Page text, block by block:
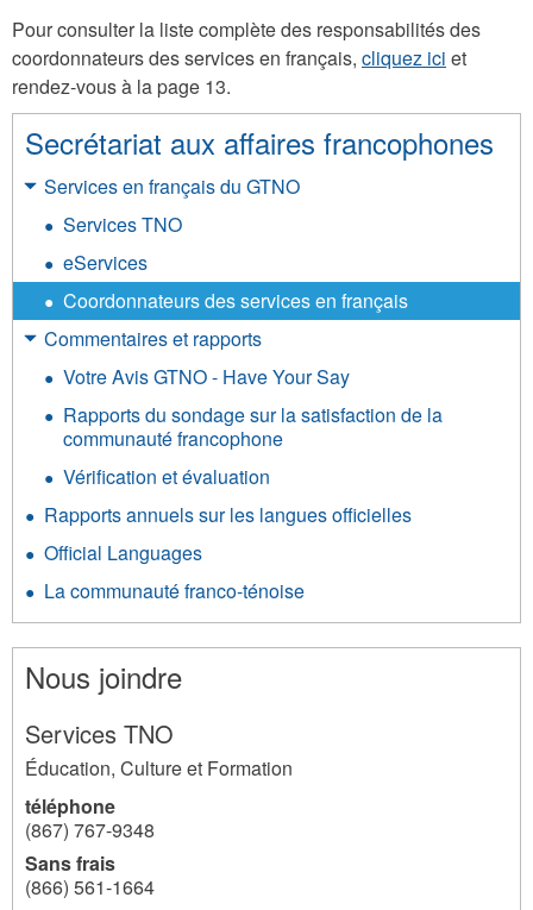
Pour consulter la liste complète des responsabilités des
coordonnateurs des services en français, cliquez ici et
rendez-vous à la page 13.
Secrétariat aux affaires francophones
Services en français du GTNO
Services TNO
eServices
Coordonnateurs des services en français
Commentaires et rapports
Votre Avis GTNO - Have Your Say
Rapports du sondage sur la satisfaction de la
communauté francophone
Vérification et évaluation
Rapports annuels sur les langues officielles
Official Languages
La communauté franco-ténoise
Nous joindre
Services TNO
Éducation, Culture et Formation
téléphone
(867) 767-9348
Sans frais
(866) 561-1664